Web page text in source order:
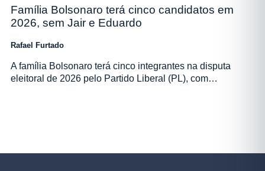
Família Bolsonaro terá cinco candidatos em
2026, sem Jair e Eduardo
Rafael Furtado
A família Bolsonaro terá cinco integrantes na disputa
eleitoral de 2026 pelo Partido Liberal (PL), com…